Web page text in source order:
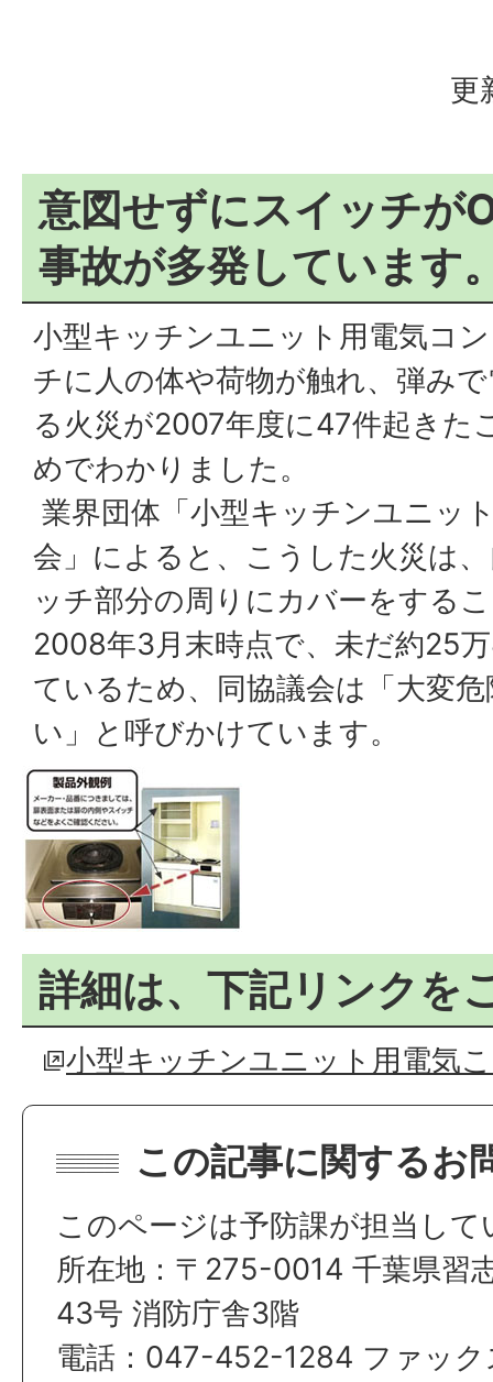
更
意図せずにスイッチが
事故が多発しています
小型キッチンユニット用電気コ
チに人の体や荷物が触れ、弾み
る火災が2007年度に47件起きた
めでわかりました。
業界団体「小型キッチンユニッ
会」によると、こうした火災は
ッチ部分の周りにカバーをする
2008年3月末時点で、未だ約25
ているため、同協議会は「大変
い」と呼びかけています。
詳細は、下記リンクを
小型キッチンユニット用電気
この記事に関するお
このページは予防課が担当して
所在地：〒275-0014 千葉県習
43号 消防庁舎3階
電話：047-452-1284 ファッ